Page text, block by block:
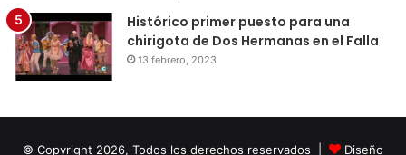
Histórico primer puesto para una
chirigota de Dos Hermanas en el Falla
13 febrero, 2023
© Copyright 2026, Todos los derechos reservados | Diseño